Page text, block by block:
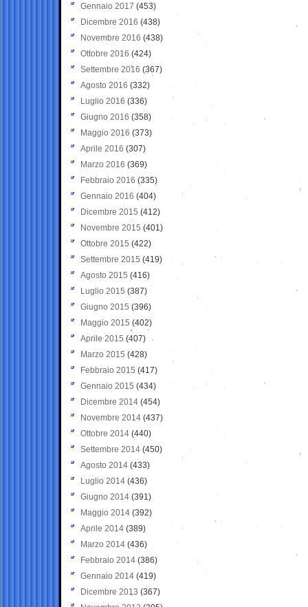
Gennaio 2017 (453)
Dicembre 2016 (438)
Novembre 2016 (438)
Ottobre 2016 (424)
Settembre 2016 (367)
Agosto 2016 (332)
Luglio 2016 (336)
Giugno 2016 (358)
Maggio 2016 (373)
Aprile 2016 (307)
Marzo 2016 (369)
Febbraio 2016 (335)
Gennaio 2016 (404)
Dicembre 2015 (412)
Novembre 2015 (401)
Ottobre 2015 (422)
Settembre 2015 (419)
Agosto 2015 (416)
Luglio 2015 (387)
Giugno 2015 (396)
Maggio 2015 (402)
Aprile 2015 (407)
Marzo 2015 (428)
Febbraio 2015 (417)
Gennaio 2015 (434)
Dicembre 2014 (454)
Novembre 2014 (437)
Ottobre 2014 (440)
Settembre 2014 (450)
Agosto 2014 (433)
Luglio 2014 (436)
Giugno 2014 (391)
Maggio 2014 (392)
Aprile 2014 (389)
Marzo 2014 (436)
Febbraio 2014 (386)
Gennaio 2014 (419)
Dicembre 2013 (367)